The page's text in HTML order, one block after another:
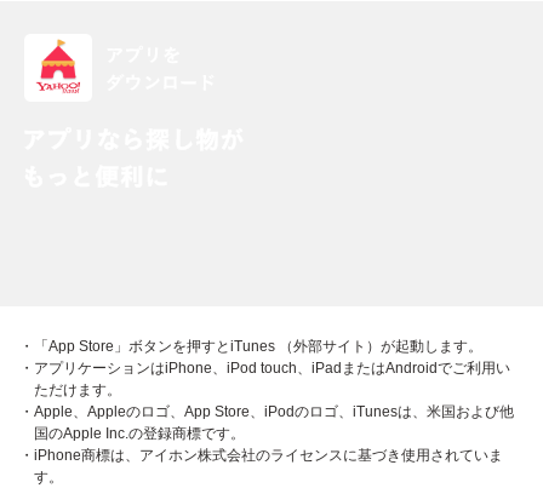
・「App Store」ボタンを押すとiTunes （外部サイト）が起動します。
・アプリケーションはiPhone、iPod touch、iPadまたはAndroidでご利用い
ただけます。
・Apple、Appleのロゴ、App Store、iPodのロゴ、iTunesは、米国および他
国のApple Inc.の登録商標です。
・iPhone商標は、アイホン株式会社のライセンスに基づき使用されていま
す。